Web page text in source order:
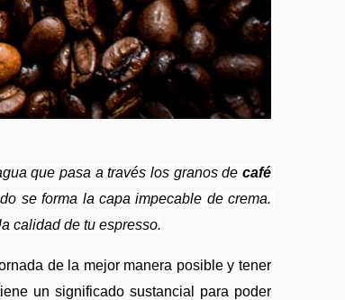
que pasa a través los granos de café
se forma la capa impecable de crema.
calidad de tu espresso.
de la mejor manera posible y tener
un significado sustancial para poder